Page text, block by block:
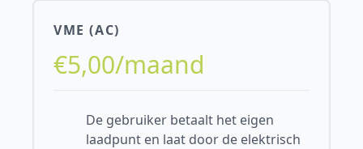
VME (AC)
€5,00/maand
De gebruiker betaalt het eigen
laadpunt en laat door de elektrisch